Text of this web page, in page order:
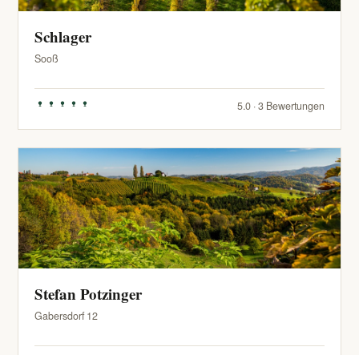
Schlager
Sooß
5.0 · 3 Bewertungen
Stefan Potzinger
Gabersdorf 12